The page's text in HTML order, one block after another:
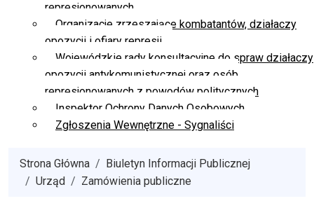
represjonowanych
Organizacje zrzeszające kombatantów, działaczy
opozycji i ofiary represji
Wojewódzkie rady konsultacyjne do spraw działaczy
opozycji antykomunistycznej oraz osób
represjonowanych z powodów politycznych
Inspektor Ochrony Danych Osobowych
Zgłoszenia Wewnętrzne - Sygnaliści
Strona Główna
Biuletyn Informacji Publicznej
Urząd
Zamówienia publiczne